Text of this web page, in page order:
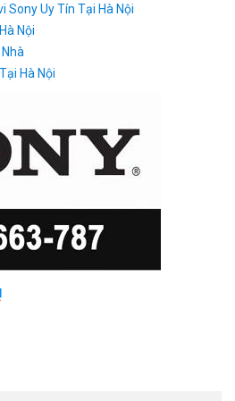
Sony Uy Tín Tại Hà Nội
Nội
Hà Nội